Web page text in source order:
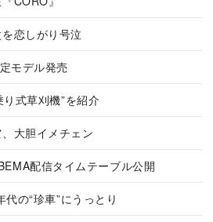
恋しがり号泣
モデル発売
式草刈機”を紹介
大胆イメチェン
配信タイムテーブル公開
の“珍車”にうっとり